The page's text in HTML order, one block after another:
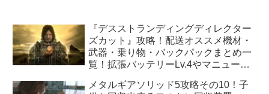
『デスストランディングディレクター
ズカット』攻略！配送オススメ機材・
武器・乗り物・バックパックまとめ一
覧！拡張バッテリーLv.4やマニューバ
る！？
メタルギアソリッド5攻略その10！子